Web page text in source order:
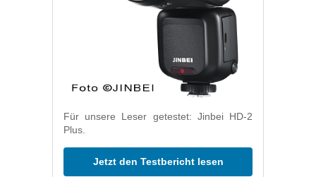
Für unsere Leser getestet: Jinbei HD-2
Plus.
Jetzt den Testbericht lesen